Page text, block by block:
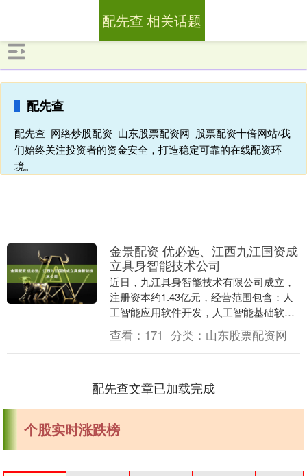
配先查
配先查_网络炒股配资_山东股票配资网_股票配资十倍网站/我
们始终关注投资者的资金安全，打造稳定可靠的在线配资环
境。
配先查 相关话题
金景配资 优必选、江西九江国资成
立具身智能技术公司
近日，九江具身智能技术有限公司成立，
注册资本约1.43亿元，经营范围包含：人
工智能应用软件开发，人工智能基础软件
开发，人工智能公共数据平台，智能机器
人的研发，智....
查看： 171 分类： 山东股票配资网
配先查文章已加载完成
个股实时涨跌榜